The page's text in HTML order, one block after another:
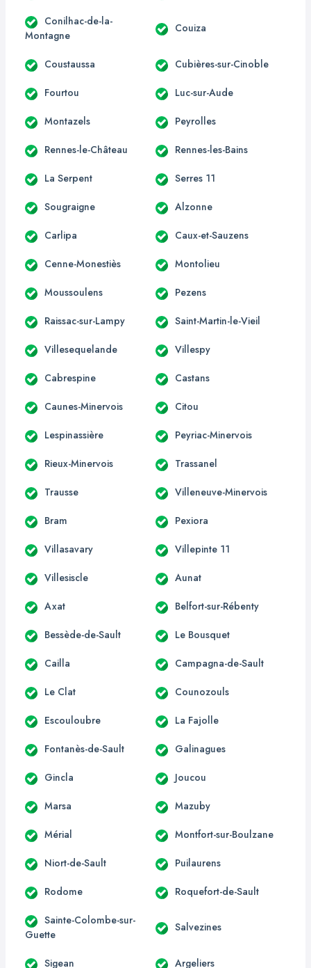
Conilhac-de-la-
Montagne
Couiza
Coustaussa Cubières-sur-Cinoble
Fourtou Luc-sur-Aude
Montazels Peyrolles
Rennes-le-Château Rennes-les-Bains
La Serpent Serres 11
Sougraigne Alzonne
Carlipa Caux-et-Sauzens
Cenne-Monestiès Montolieu
Moussoulens Pezens
Raissac-sur-Lampy Saint-Martin-le-Vieil
Villesequelande Villespy
Cabrespine Castans
Caunes-Minervois Citou
Lespinassière Peyriac-Minervois
Rieux-Minervois Trassanel
Trausse Villeneuve-Minervois
Bram Pexiora
Villasavary Villepinte 11
Villesiscle Aunat
Axat Belfort-sur-Rébenty
Bessède-de-Sault Le Bousquet
Cailla Campagna-de-Sault
Le Clat Counozouls
Escouloubre La Fajolle
Fontanès-de-Sault Galinagues
Gincla Joucou
Marsa Mazuby
Mérial Montfort-sur-Boulzane
Niort-de-Sault Puilaurens
Rodome Roquefort-de-Sault
Sainte-Colombe-sur-
Guette
Salvezines
Sigean Argeliers